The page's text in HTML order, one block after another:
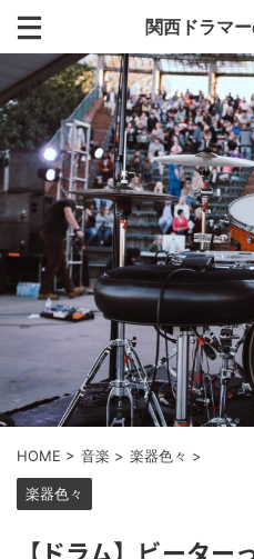
関西ドラマ
HOME > 音楽 > 楽器色々 >
楽器色々
【ドラム】ビータ